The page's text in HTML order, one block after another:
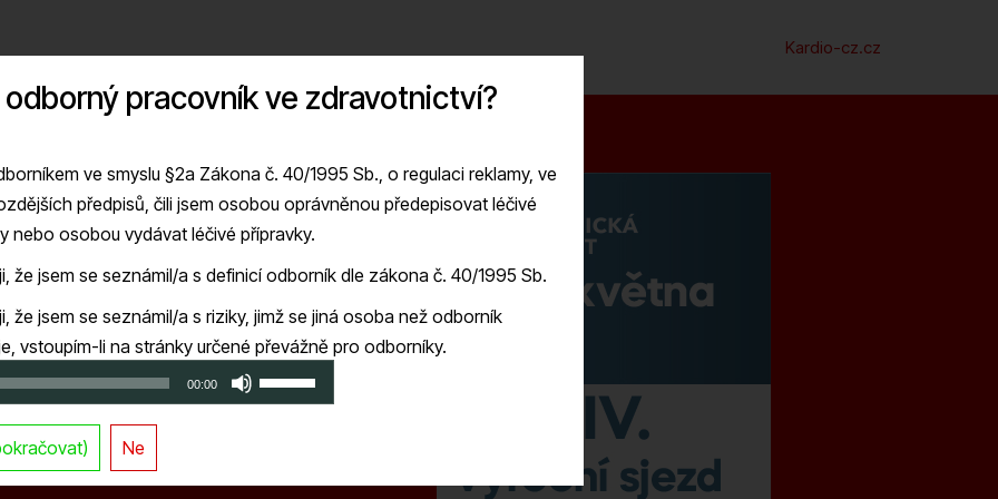
Kardio-cz.cz
00:00
Použitím
šipek
on 6 května, 2026
pracovník ve zdravotnictví?
ve smyslu §2a Zákona č. 40/1995 Sb., o regulaci reklamy, ve
předpisů, čili jsem osobou oprávněnou předepisovat léčivé
nebo osobou vydávat léčivé přípravky.
že jsem se seznámil/a s definicí odborník dle zákona č. 40/1995 Sb.
že jsem se seznámil/a s riziky, jimž se jiná osoba než odborník
vstoupím-li na stránky určené převážně pro odborníky.
Ne